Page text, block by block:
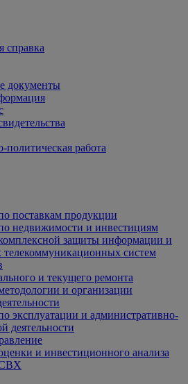
справка
документы
работа
поставкам продукции
недвижимости и инвестициям
защиты информации и
телекоммуникационных систем
и текущего ремонта
и организации
эксплуатации и административно-
деятельности
и инвестиционного анализа
СВХ